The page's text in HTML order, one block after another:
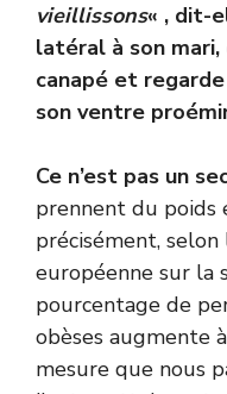
vieillissons« , dit-
latéral à son
canapé et
son ventre
Ce n’est pas un
prennent du poids
précisément,
européenne sur la
pourcentage de
obèses augmente
mesure que nous